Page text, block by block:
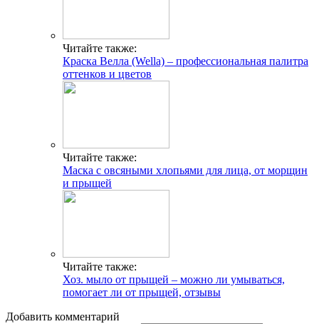
Читайте также:
Краска Велла (Wella) – профессиональная палитра
оттенков и цветов
Читайте также:
Маска с овсяными хлопьями для лица, от морщин
и прыщей
Читайте также:
Хоз. мыло от прыщей – можно ли умываться,
помогает ли от прыщей, отзывы
Добавить комментарий